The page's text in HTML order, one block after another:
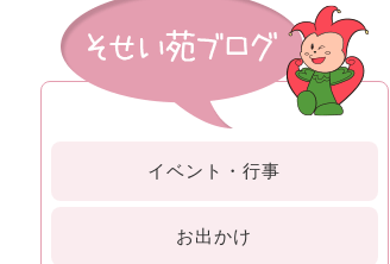
イベント・行事
お出かけ